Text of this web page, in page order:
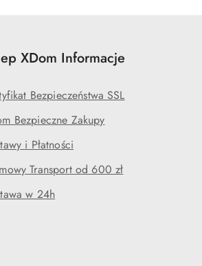
XDom Informacje
Bezpieczeństwa SSL
Bezpieczne Zakupy
i Płatności
Transport od 600 zł
w 24h